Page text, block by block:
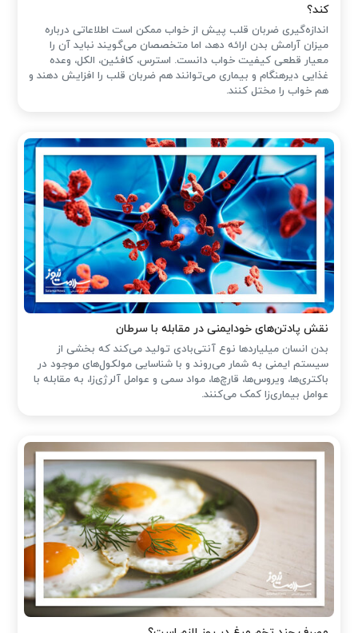
کند؟
اندازه‌گیری ضربان قلب پیش از خواب ممکن است اطلاعاتی درباره
میزان آرامش بدن ارائه دهد، اما متخصصان می‌گویند نباید آن را
معیار قطعی کیفیت خواب دانست. استرس، کافئین، الکل، وعده
غذایی دیرهنگام و بیماری می‌توانند هم ضربان قلب را افزایش دهند و
هم خواب را مختل کنند.
نقش پادتن‌های خودایمنی در مقابله با سرطان
بدن انسان میلیاردها نوع آنتی‌بادی تولید می‌کند که بخشی از
سیستم ایمنی به شمار می‌روند و با شناسایی مولکول‌های موجود در
باکتری‌ها، ویروس‌ها، قارچ‌ها، مواد سمی و عوامل آلرژی‌زا، به مقابله با
عوامل بیماری‌زا کمک می‌کنند.